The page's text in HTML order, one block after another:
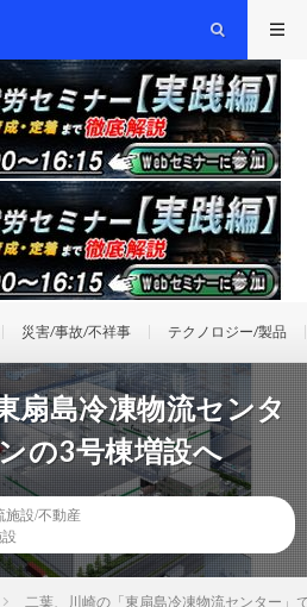
災害/事故/不祥事 テクノロジー/製品
扇島冷凍物流センタ
の3号棟増設へ
施設/不動産
二葉、川崎の「東扇島冷凍物流センター」